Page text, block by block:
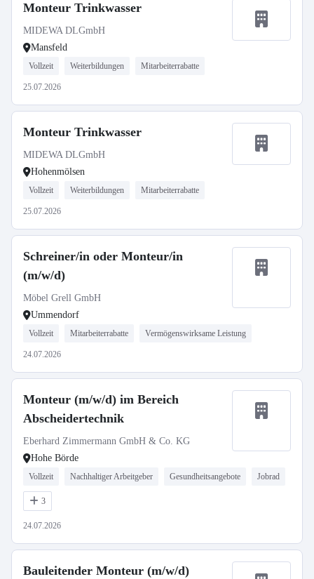
Monteur Trinkwasser
MIDEWA DLGmbH
Mansfeld
Vollzeit Weiterbildungen Mitarbeiterrabatte
25.07.2026
Monteur Trinkwasser
MIDEWA DLGmbH
Hohenmölsen
Vollzeit Weiterbildungen Mitarbeiterrabatte
25.07.2026
Schreiner/in oder Monteur/in
(m/w/d)
Möbel Grell GmbH
Ummendorf
Vollzeit Mitarbeiterrabatte Vermögenswirksame Leistung
24.07.2026
Monteur (m/w/d) im Bereich
Abscheidertechnik
Eberhard Zimmermann GmbH & Co. KG
Hohe Börde
Vollzeit Nachhaltiger Arbeitgeber Gesundheitsangebote Jobrad
3
24.07.2026
Bauleitender Monteur (m/w/d)